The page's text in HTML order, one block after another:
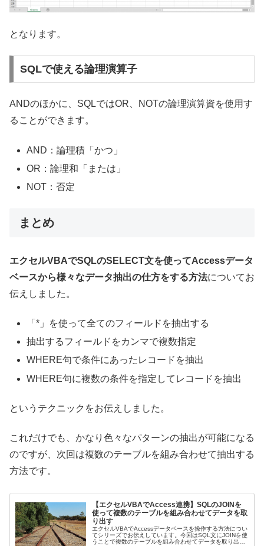
となります。
SQLで使える論理演算子
ANDのほかに、SQLではOR、NOTの論理演算資を使用す
ることができます。
AND：論理積「かつ」
OR：論理和「または」
NOT：否定
まとめ
エクセルVBAでSQLのSELECT文を使ってAccessデータ
ベースから様々なデータ抽出の仕方をする方法についてお
伝えしました。
「*」を使って全てのフィールドを抽出する
抽出するフィールドをカンマで複数指定
WHERE句で条件にあったレコードを抽出
WHERE句に複数の条件を指定してレコードを抽出
というテクニックをお伝えしました。
これだけでも、かなり色々なパターンの抽出が可能になる
のですが、次回は複数のテーブルを組み合わせて抽出する
方法です。
【エクセルVBAでAccess連携】SQLのJOINを
使って複数のテーブルを組み合わせてデータを取
り出す
エクセルVBAでAccessデータベースを操作する方法につい
てシリーズでお伝えしています。今回はSQL文にJOINを使
うことで複数のテーブルを組み合わせてデータを取り出す